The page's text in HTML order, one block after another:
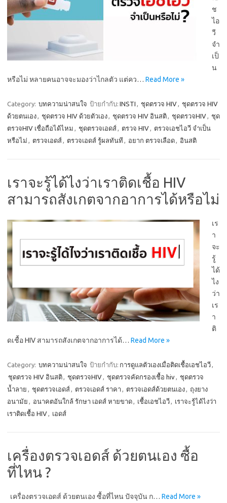
ช
ไอ
วี
จำ
เป็
น
หรือไม่ หลายคนอาจจะมองว่าไกลตัว แต่คว… Read More »
Category: บทความน่าสนใจ ป้ายกำกับ: INSTI , ชุดตรวจ HIV, ชุดตรวจ HIV
ด้วยตนเอง, ชุดตรวจ HIV ด้วยตัวเอง, ชุดตรวจ HIV อินสติ, ชุดตรวจHIV, ชุด
ตรวจHIV เชื่อถือได้ไหม , ชุดตรวจเอดส์, ตรวจ HIV, ตรวจเอชไอวี จำเป็น
หรือไม่ , ตรวจเอดส์, ตรวจเอดส์ รู้ผลทันที , อยาก ตรวจเลือด, อินสติ
เราจะรู้ได้ไงว่าเราติดเชื้อ HIV
สามารถสังเกตจากอาการได้หรือไม่
เร
า
จะ
รู้
ได้
ไง
ว่า
เร
า
ติ
ดเชื้อ HIV สามารถสังเกตจากอาการได้… Read More »
Category: บทความน่าสนใจ ป้ายกำกับ: การดูแลตัวเองเมื่อติดเชื้อเอชไอวี,
ชุดตรวจ HIV อินสติ, ชุดตรวจHIV, ชุดตรวจคัดกรองเชื้อ hiv, ชุดตรวจ
น้ำลาย , ชุดตรวจเอดส์, ตรวจเอดส์ ราคา , ตรวจเอดส์ด้วยตนเอง, ถุงยาง
อนามัย , อนาคตอันใกล้ รักษา เอดส์ หายขาด, เชื้อเอชไอวี, เราจะรู้ได้ไงว่า
เราติดเชื้อ HIV, เอดส์
เครื่องตรวจเอดส์ ด้วยตนเอง ซื้อ
ที่ไหน ?
เครื่องตรวจเอดส์ ด้วยตนเอง ซื้อที่ไหน ปัจจุบัน ก… Read More »